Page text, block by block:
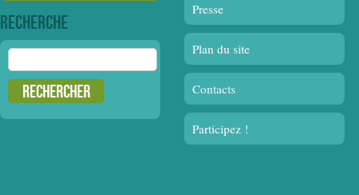
Recherche
Rechercher :
Presse
Plan du site
Contacts
Participez !